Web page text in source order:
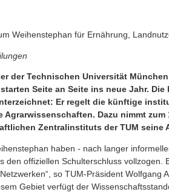
Weihenstephan für Ernährung,
der Technischen Universität
Seite an Seite ins neue Jahr.
Er regelt die künftige
Agrarwissenschaften. Dazu nimmt
Zentralinstituts der TUM seine
haben - nach langer
den offiziellen Schulterschluss vollzogen.
so TUM-Präsident Wolfgang
Gebiet verfügt der